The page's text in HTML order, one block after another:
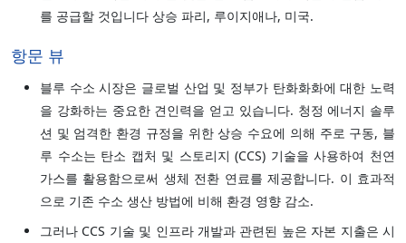
를 공급할 것입니다 상승 파리, 루이지애나, 미국.
항문 뷰
블루 수소 시장은 글로벌 산업 및 정부가 탄화화화에 대한 노력
을 강화하는 중요한 견인력을 얻고 있습니다. 청정 에너지 솔루
션 및 엄격한 환경 규정을 위한 상승 수요에 의해 주로 구동, 블
루 수소는 탄소 캡처 및 스토리지 (CCS) 기술을 사용하여 천연
가스를 활용함으로써 생체 전환 연료를 제공합니다. 이 효과적
으로 기존 수소 생산 방법에 비해 환경 영향 감소.
그러나 CCS 기술 및 인프라 개발과 관련된 높은 자본 지출은 시